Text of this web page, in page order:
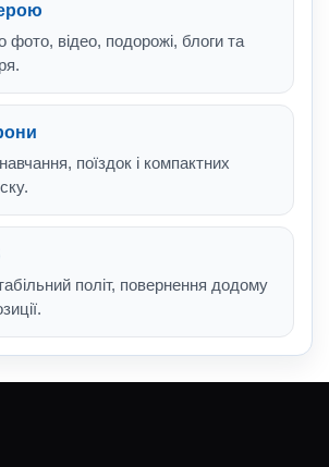
фото, відео, подорожі, блоги та
поїздок і компактних
політ, повернення додому